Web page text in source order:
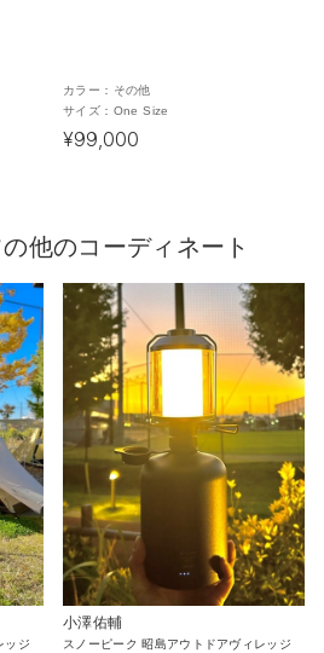
カラー： その他
サイズ： One Size
¥99,000
他のコーディネート
ッジ
小澤佑輔
スノーピーク 昭島アウトドアヴィレッジ